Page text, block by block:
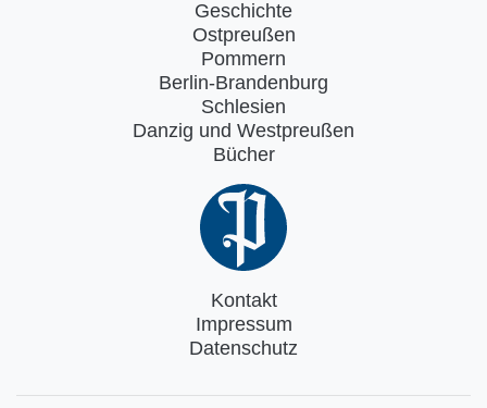
Geschichte
Ostpreußen
Pommern
Berlin-Brandenburg
Schlesien
Danzig und Westpreußen
Bücher
Kontakt
Impressum
Datenschutz